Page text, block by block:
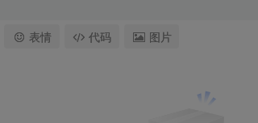
表情 代码 图片